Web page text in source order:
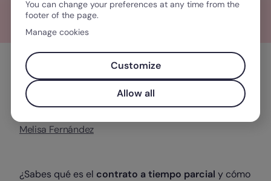
Tabla de contenidos
Melisa Fernández
¿Sabes qué es el contrato a tiempo parcial y cómo
You can change your preferences at any time from the
footer of the page.
Manage cookies
Customize
Allow all